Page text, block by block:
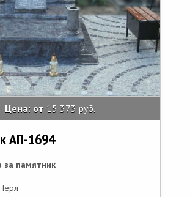
Цена: от 15 373 руб.
АП-1694
за памятник